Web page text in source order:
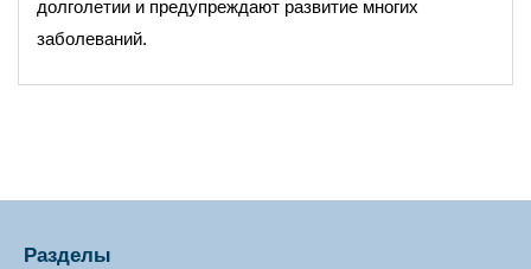
долголетии и предупреждают развитие многих
заболеваний.
Разделы